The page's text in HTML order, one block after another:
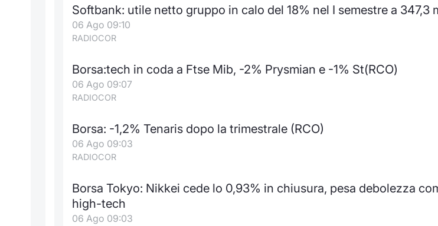
Softbank: utile netto gruppo in calo del 18% nel I semestre a 347,3
06 Ago 09:10
RADIOCOR
Borsa:tech in coda a Ftse Mib, -2% Prysmian e -1% St(RCO)
06 Ago 09:07
RADIOCOR
Borsa: -1,2% Tenaris dopo la trimestrale (RCO)
06 Ago 09:03
RADIOCOR
Borsa Tokyo: Nikkei cede lo 0,93% in chiusura, pesa debolezza
high-tech
06 Ago 09:03